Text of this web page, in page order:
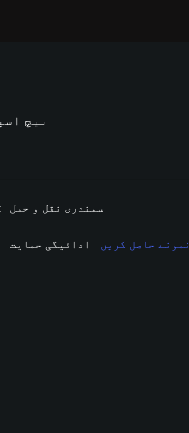
بیچ
: سمندری نقل و حمل
ادائیگی حمایت نمونے حاصل کریں